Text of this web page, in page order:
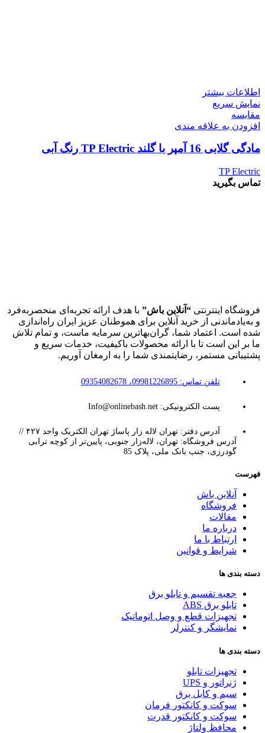
اطلاعات بیشتر
نمایش سریع
مقايسه
افزودن به علاقه مندی
مادگی گلابی 16 آمپر با گلند TP Electric رنگ آبی
TP Electric
تماس بگیرید
فروشگاه اینترنتی “آنلاین باش” با هدف ارائه تجربه‌ای منحصربه‌فرد
و به‌یادماندنی از خرید آنلاین برای هموطنان عزیز ایران راه‌اندازی
شده است. اعتماد شما، گران‌بهاترین سرمایه ماست، و تمام تلاش
ما بر این است تا با ارائه محصولات باکیفیت، خدمات سریع و
پشتیبانی مستمر، رضایتمندی شما را به ارمغان آوریم.
تلفن تماس: 09981226895، 09354082678
پست الکترونیکی: Info@onlinebash.net
آدرس دفتر: تهران لاله زار پاساژ تهران الکتریک واحد ۴۲۷ //
آدرس فروشگاه: تهران، لاله‌زار جنوبی، پایین‌تر از کوچه ترابی
گودرزی، جنب بانک ملی، پلاک 85
فهرست
آنلاین باش
فروشگاه
مقالات
درباره ما
ارتباط با ما
شرایط و قوانین
دسته بندی ها
جعبه تقسیم و تابلو برق
تابلو برق ABS
تجهیزات قطع و وصل اتوماتیک
نمایشگر و کنترلر
دسته بندی ها
تجهیزات تابلو
ژنراتور و UPS
سیم و کابل برق
سوکت و کانکتور فرمان
سوکت و کانکتور قدرت
محافظ ولتاژ